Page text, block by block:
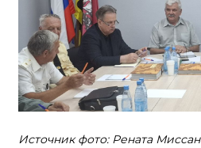
Источник фото: Рената Миссан